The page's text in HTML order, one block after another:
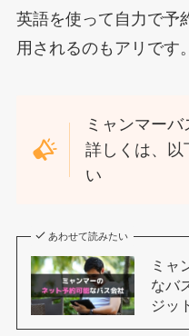
英語を使って自力で予
用されるのもアリです。
ミャンマー
詳しくは、以
い
あわせて読みたい
ミャ
なバ
ジッ